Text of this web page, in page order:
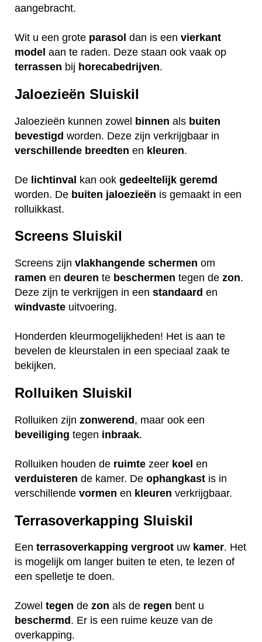
aangebracht.
Wit u een grote parasol dan is een vierkant
model aan te raden. Deze staan ook vaak op
terrassen bij horecabedrijven.
Jaloezieën Sluiskil
Jaloezieën kunnen zowel binnen als buiten
bevestigd worden. Deze zijn verkrijgbaar in
verschillende breedten en kleuren.
De lichtinval kan ook gedeeltelijk geremd
worden. De buiten jaloezieën is gemaakt in een
rolluikkast.
Screens Sluiskil
Screens zijn vlakhangende schermen om
ramen en deuren te beschermen tegen de zon.
Deze zijn te verkrijgen in een standaard en
windvaste uitvoering.
Honderden kleurmogelijkheden! Het is aan te
bevelen de kleurstalen in een speciaal zaak te
bekijken.
Rolluiken Sluiskil
Rolluiken zijn zonwerend, maar ook een
beveiliging tegen inbraak.
Rolluiken houden de ruimte zeer koel en
verduisteren de kamer. De ophangkast is in
verschillende vormen en kleuren verkrijgbaar.
Terrasoverkapping Sluiskil
Een terrasoverkapping vergroot uw kamer. Het
is mogelijk om langer buiten te eten, te lezen of
een spelletje te doen.
Zowel tegen de zon als de regen bent u
beschermd . Er is een ruime keuze van de
overkapping.